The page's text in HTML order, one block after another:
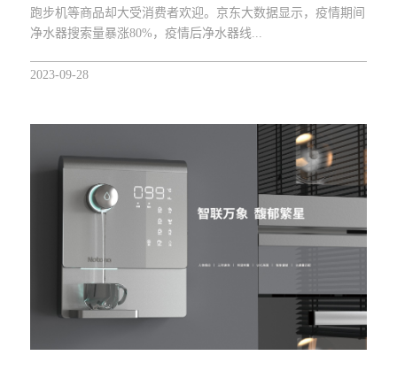
跑步机等商品却大受消费者欢迎。京东大数据显示，疫情期间
净水器搜索量暴涨80%，疫情后净水器线...
2023-09-28